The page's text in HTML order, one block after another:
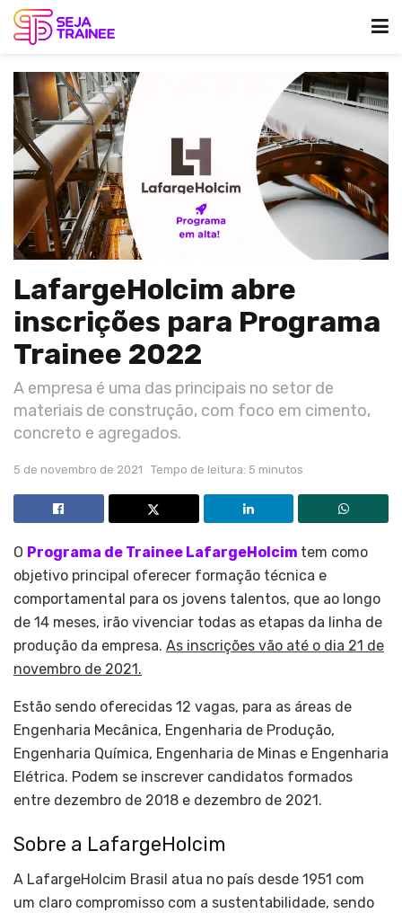
LafargeHolcim abre
inscrições para Programa
Trainee 2022
A empresa é uma das principais no setor de
materiais de construção, com foco em cimento,
concreto e agregados.
5 de novembro de 2021 Tempo de leitura: 5 minutos
O Programa de Trainee LafargeHolcim tem como
objetivo principal oferecer formação técnica e
comportamental para os jovens talentos, que ao longo
de 14 meses, irão vivenciar todas as etapas da linha de
produção da empresa. As inscrições vão até o dia 21 de
novembro de 2021.
Estão sendo oferecidas 12 vagas, para as áreas de
Engenharia Mecânica, Engenharia de Produção,
Engenharia Química, Engenharia de Minas e Engenharia
Elétrica. Podem se inscrever candidatos formados
entre dezembro de 2018 e dezembro de 2021.
Sobre a LafargeHolcim
A LafargeHolcim Brasil atua no país desde 1951 com
um claro compromisso com a sustentabilidade, sendo